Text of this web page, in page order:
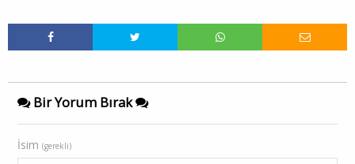
Bir Yorum Bırak
İsim (gerekli)